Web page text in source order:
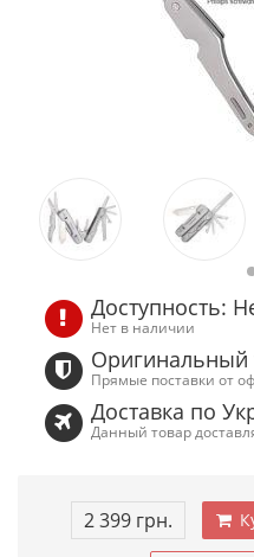
Доступность:
Нет в наличии
Оригинальный
Прямые поставки от
Доставка по
Данный товар
2 399 грн.